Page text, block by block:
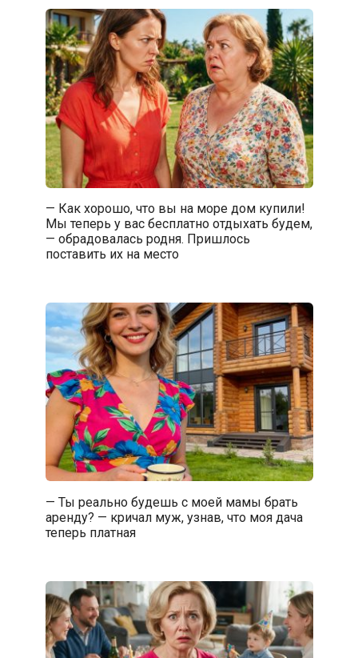
— Как хорошо, что вы на море дом купили!
Мы теперь у вас бесплатно отдыхать будем,
— обрадовалась родня. Пришлось
поставить их на место
— Ты реально будешь с моей мамы брать
аренду? — кричал муж, узнав, что моя дача
теперь платная